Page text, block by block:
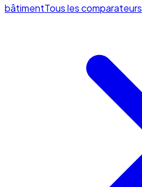
bâtimentTous les comparateurs